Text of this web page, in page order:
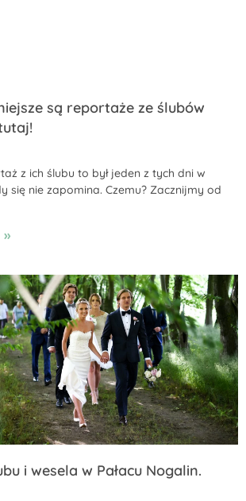
są reportaże ze ślubów
z ich ślubu to był jeden z tych dni w
się nie zapomina. Czemu? Zacznijmy od
»
i wesela w Pałacu Nogalin.